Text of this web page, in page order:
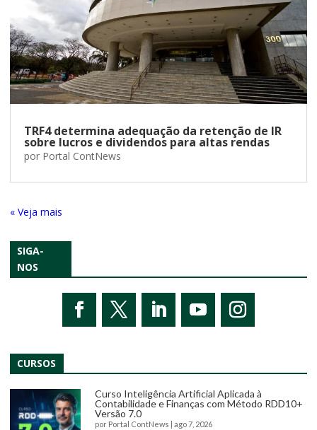
TRF4 determina adequação da retenção de IR
sobre lucros e dividendos para altas rendas
por Portal ContNews
« Entradas Antigas
SIGA-
NOS
CURSOS
Curso Inteligência Artificial Aplicada à
Contabilidade e Finanças com Método RDD10+
Versão 7.0
por Portal ContNews ago 7, 2026